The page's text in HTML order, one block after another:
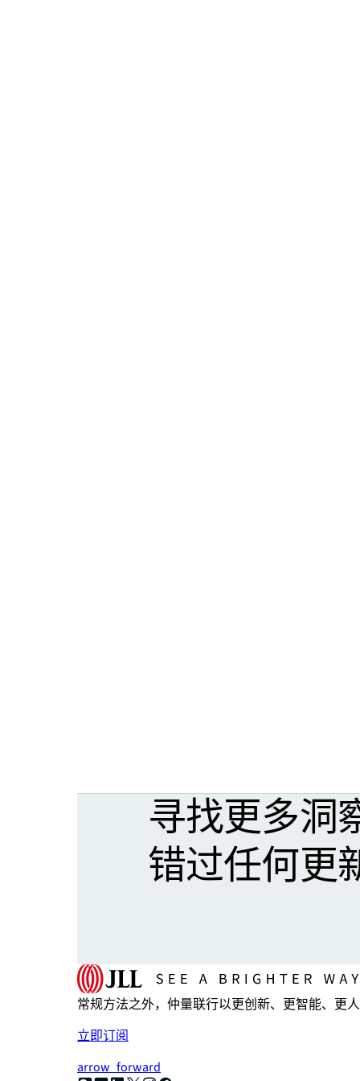
寻找更多洞
错过任何更
常规方法之外，仲量联行以更创新、更智能、更
立即订阅
arrow_forward